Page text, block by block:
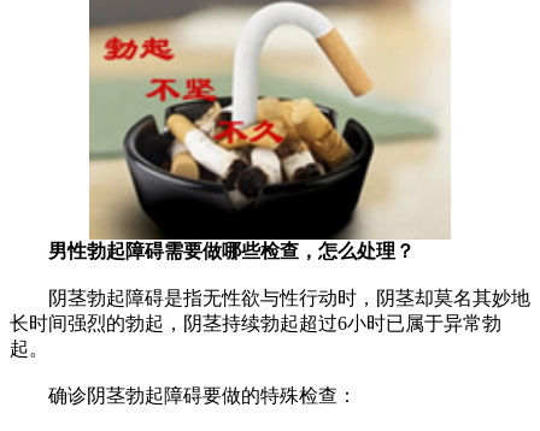
男性勃起障碍需要做哪些检查，怎么处理？
阴茎勃起障碍是指无性欲与性行动时，阴茎却莫名其妙地
长时间强烈的勃起，阴茎持续勃起超过6小时已属于异常勃
起。
确诊阴茎勃起障碍要做的特殊检查：